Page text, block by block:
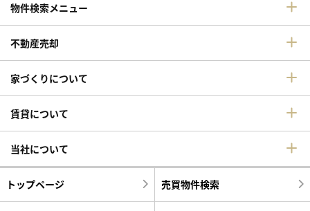
物件検索メニュー
不動産売却
家づくりについて
賃貸について
当社について
トップページ 売買物件検索